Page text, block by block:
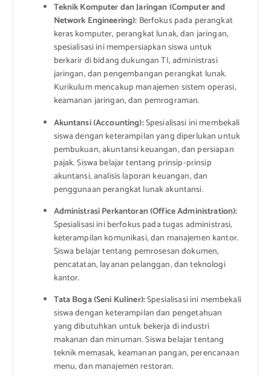
Teknik Komputer dan Jaringan (Computer and
Network Engineering): Berfokus pada perangkat
keras komputer, perangkat lunak, dan jaringan,
spesialisasi ini mempersiapkan siswa untuk
berkarir di bidang dukungan TI, administrasi
jaringan, dan pengembangan perangkat lunak.
Kurikulum mencakup manajemen sistem operasi,
keamanan jaringan, dan pemrograman.
Akuntansi (Accounting):Spesialisasi ini membekali
siswa dengan keterampilan yang diperlukan untuk
pembukuan, akuntansi keuangan, dan persiapan
pajak. Siswa belajar tentang prinsip-prinsip
akuntansi, analisis laporan keuangan, dan
penggunaan perangkat lunak akuntansi.
Administrasi Perkantoran (Office Administration):
Spesialisasi ini berfokus pada tugas administrasi,
keterampilan komunikasi, dan manajemen kantor.
Siswa belajar tentang pemrosesan dokumen,
pencatatan, layanan pelanggan, dan teknologi
kantor.
Tata Boga (Seni Kuliner):Spesialisasi ini membekali
siswa dengan keterampilan dan pengetahuan
yang dibutuhkan untuk bekerja di industri
makanan dan minuman. Siswa belajar tentang
teknik memasak, keamanan pangan, perencanaan
menu, dan manajemen restoran.